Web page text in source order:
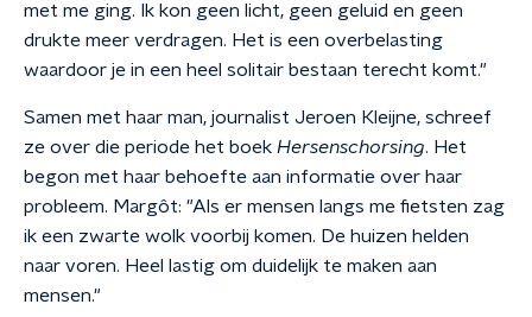
met me ging. Ik kon geen licht, geen geluid en geen
drukte meer verdragen. Het is een overbelasting
waardoor je in een heel solitair bestaan terecht komt."
Samen met haar man, journalist Jeroen Kleijne, schreef
ze over die periode het boek Hersenschorsing. Het
begon met haar behoefte aan informatie over haar
probleem. Margôt: "Als er mensen langs me fietsten zag
ik een zwarte wolk voorbij komen. De huizen helden
naar voren. Heel lastig om duidelijk te maken aan
mensen."